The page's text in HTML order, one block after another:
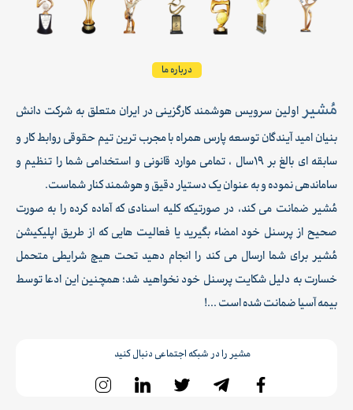
درباره ما
مُشیراولین سرویس هوشمند کارگزینی در ایران متعلق به شرکت دانش
بنیان امید آیندگان توسعه پارس همراه با مجرب ترین تیم حقوقی روابط کار و
سابقه ای بالغ بر 19سال ، تمامی موارد قانونی و استخدامی شما را تنظیم و
ساماندهی نموده و به عنوان یک دستیار دقیق و هوشمند کنار شماست.
مُشیر ضمانت می کند، در صورتیکه کلیه اسنادی که آماده کرده را به صورت
صحیح از پرسنل خود امضاء بگیرید یا فعالیت هایی که از طریق اپلیکیشن
مُشیر برای شما ارسال می کند را انجام دهید تحت هیچ شرایطی متحمل
خسارت به دلیل شکایت پرسنل خود نخواهید شد؛ همچنین این ادعا توسط
بیمه آسیا ضمانت شده است ...!
مشیر را در شبکه اجتماعی دنبال کنید